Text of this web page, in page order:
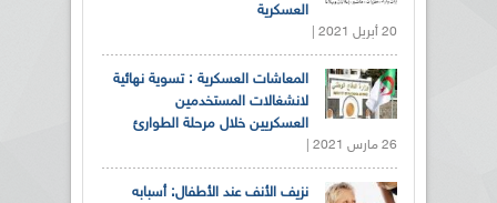
العسكرية
20 أبريل 2021 |
المعاشات العسكرية : تسوية نهائية
لانشغالات المستخدمين
العسكريين خلال مرحلة الطوارئ
26 مارس 2021 |
نزيف الأنف عند الأطفال: أسبابه